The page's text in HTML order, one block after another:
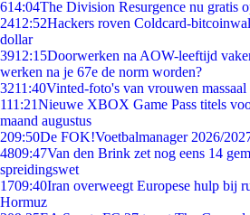
614:04The Division Resurgence nu gratis
2412:52Hackers roven Coldcard-
dollar
3912:15Doorwerken na AOW-leeftijd
werken na je 67e de norm worden?
3211:40Vinted-foto's van vrouwen massaal
111:21Nieuwe XBOX Game Pass titels
maand augustus
209:50De FOK!Voetbalmanager 2026/
4809:47Van den Brink zet nog eens 14
spreidingswet
1709:40Iran overweegt Europese hulp bij
Hormuz